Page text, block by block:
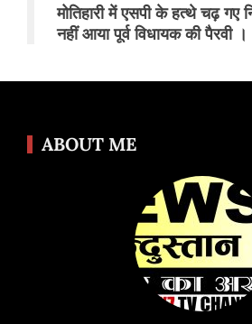
मोतिहारी में एसपी के हत्थे चढ़ गए
नहीं आया पूर्व विधायक की पैरवी ।
ABOUT ME